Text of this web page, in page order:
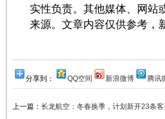
实性负责。其他媒体、网站
来源。文章内容仅供参考，
分享到： QQ空间 新浪微博 腾讯
上一篇： 长龙航空：冬春换季，计划新开23条